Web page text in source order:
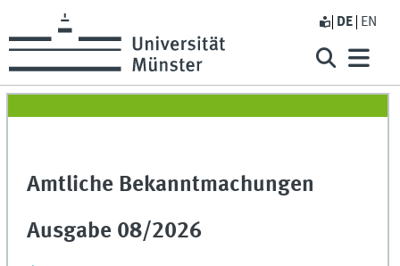
DE EN
Amtliche Bekanntmachungen
Ausgabe 08/2026